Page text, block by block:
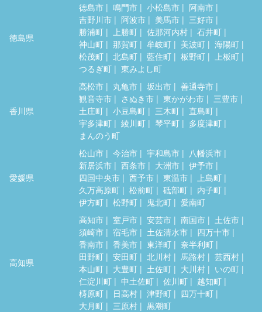
徳島県
徳島市 鳴門市 小松島市
阿南市
吉野川市
阿波市 美馬市
三好市
勝浦町
上勝町 佐那河内村
石井町
神山町
那賀町 牟岐町 美波町
海陽町
松茂町
北島町 藍住町 板野町
上板町
つるぎ町
東みよし町
香川県
高松市 丸亀市 坂出市
善通寺市
観音寺市
さぬき市 東かがわ市
三豊市
土庄町
小豆島町 三木町
直島町
宇多津町
綾川町 琴平町
多度津町
まんのう町
愛媛県
松山市 今治市 宇和島市
八幡浜市
新居浜市
西条市 大洲市
伊予市
四国中央市
西予市 東温市
上島町
久万高原町
松前町 砥部町
内子町
伊方町
松野町 鬼北町 愛南町
高知県
高知市 室戸市 安芸市 南国市
土佐市
須崎市
宿毛市 土佐清水市
四万十市
香南市
香美市 東洋町
奈半利町
田野町
安田町 北川村 馬路村
芸西村
本山町
大豊町 土佐町 大川村
いの町
仁淀川町
中土佐町 佐川町
越知町
梼原町
日高村 津野町
四万十町
大月町
三原村 黒潮町